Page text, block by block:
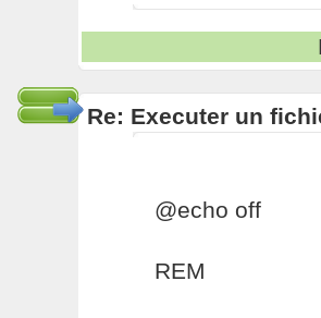
Re: Executer un
@echo off
REM